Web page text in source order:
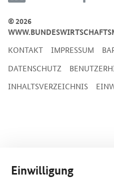
© 2026
KONTAKT IMPRESSUM
DATENSCHUTZ
INHALTSVERZEICHNIS
Einwilligung